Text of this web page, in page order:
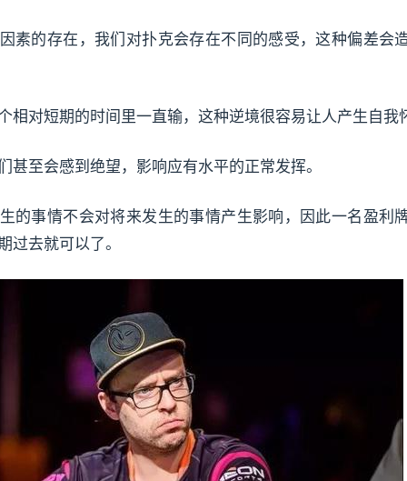
素的存在，我们对扑克会存在不同的感受，这种偏差会
相对短期的时间里一直输，这种逆境很容易让人产生自我
甚至会感到绝望，影响应有水平的正常发挥。
的事情不会对将来发生的事情产生影响，因此一名盈利
过去就可以了。